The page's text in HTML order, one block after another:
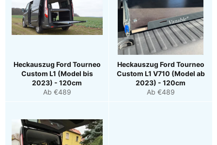
Heckauszug Ford Tourneo
Custom L1 (Model bis
2023) - 120cm
Ab €489
Heckauszug Ford Tourneo
Custom L1 V710 (Model ab
2023) - 120cm
Ab €489